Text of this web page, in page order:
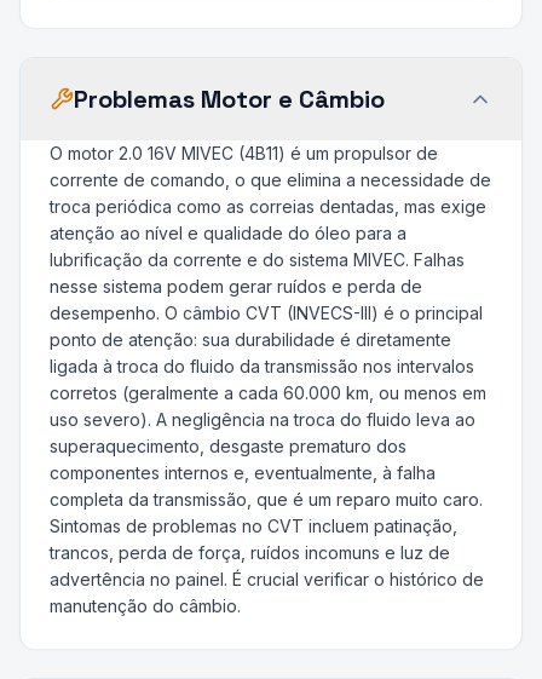
Problemas Motor e Câmbio
O motor 2.0 16V MIVEC (4B11) é um propulsor de
corrente de comando, o que elimina a necessidade de
troca periódica como as correias dentadas, mas exige
atenção ao nível e qualidade do óleo para a
lubrificação da corrente e do sistema MIVEC. Falhas
nesse sistema podem gerar ruídos e perda de
desempenho. O câmbio CVT (INVECS-III) é o principal
ponto de atenção: sua durabilidade é diretamente
ligada à troca do fluido da transmissão nos intervalos
corretos (geralmente a cada 60.000 km, ou menos em
uso severo). A negligência na troca do fluido leva ao
superaquecimento, desgaste prematuro dos
componentes internos e, eventualmente, à falha
completa da transmissão, que é um reparo muito caro.
Sintomas de problemas no CVT incluem patinação,
trancos, perda de força, ruídos incomuns e luz de
advertência no painel. É crucial verificar o histórico de
manutenção do câmbio.